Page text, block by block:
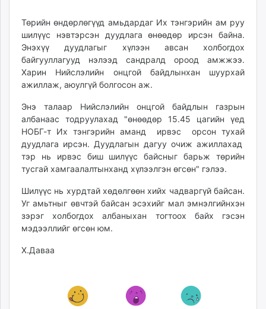
Baabar.mn
tovch.mn
ikon.mn
mnb.mn
Livetv.mn
24tsag.mn
shuud.mn
eagle.mn
ergelt.mn
zarig.mn
today.mn
zuv.mn
mminfo.mn
ugluu.mn
urlag.mn
23:37:33
17:54:42
Төрийн өндөрлөгүүд амьдардаг Их тэнгэрийн ам руу
шилүүс нэвтэрсэн дуудлага өнөөдөр ирсэн байна.
Энэхүү дуудлагыг хүлээн авсан холбогдох
байгууллагууд нэлээд сандралд ороод амжжээ.
Харин Нийслэлийн онцгой байдлынхан шуурхай
ажиллаж, аюулгүй болгосон аж.
Энэ талаар Нийслэлийн онцгой байдлын газрын
албанаас тодруулахад "өнөөдөр 15.45 цагийн үед
НОБГ-т Их тэнгэрийн аманд ирвэс орсон тухай
дуудлага ирсэн. Дуудлагын дагуу очиж ажиллахад
тэр нь ирвэс биш шилүүс байсныг барьж төрийн
тусгай хамгаалалтынханд хүлээлгэн өгсөн" гэлээ.
Шилүүс нь хурдтай хөдөлгөөн хийх чадваргүй байсан.
Уг амьтныг өвчтэй байсан эсэхийг мал эмнэлгийнхэн
зэрэг холбогдох албаныхан тогтоох байх гэсэн
мэдээллийг өгсөн юм.
Х.Даваа